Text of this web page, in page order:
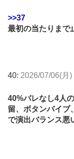
>>37
最初の当たりまで
40: 2026/07/06(月
40%バレなし4人
留、ボタンバイブ
で演出バランス悪